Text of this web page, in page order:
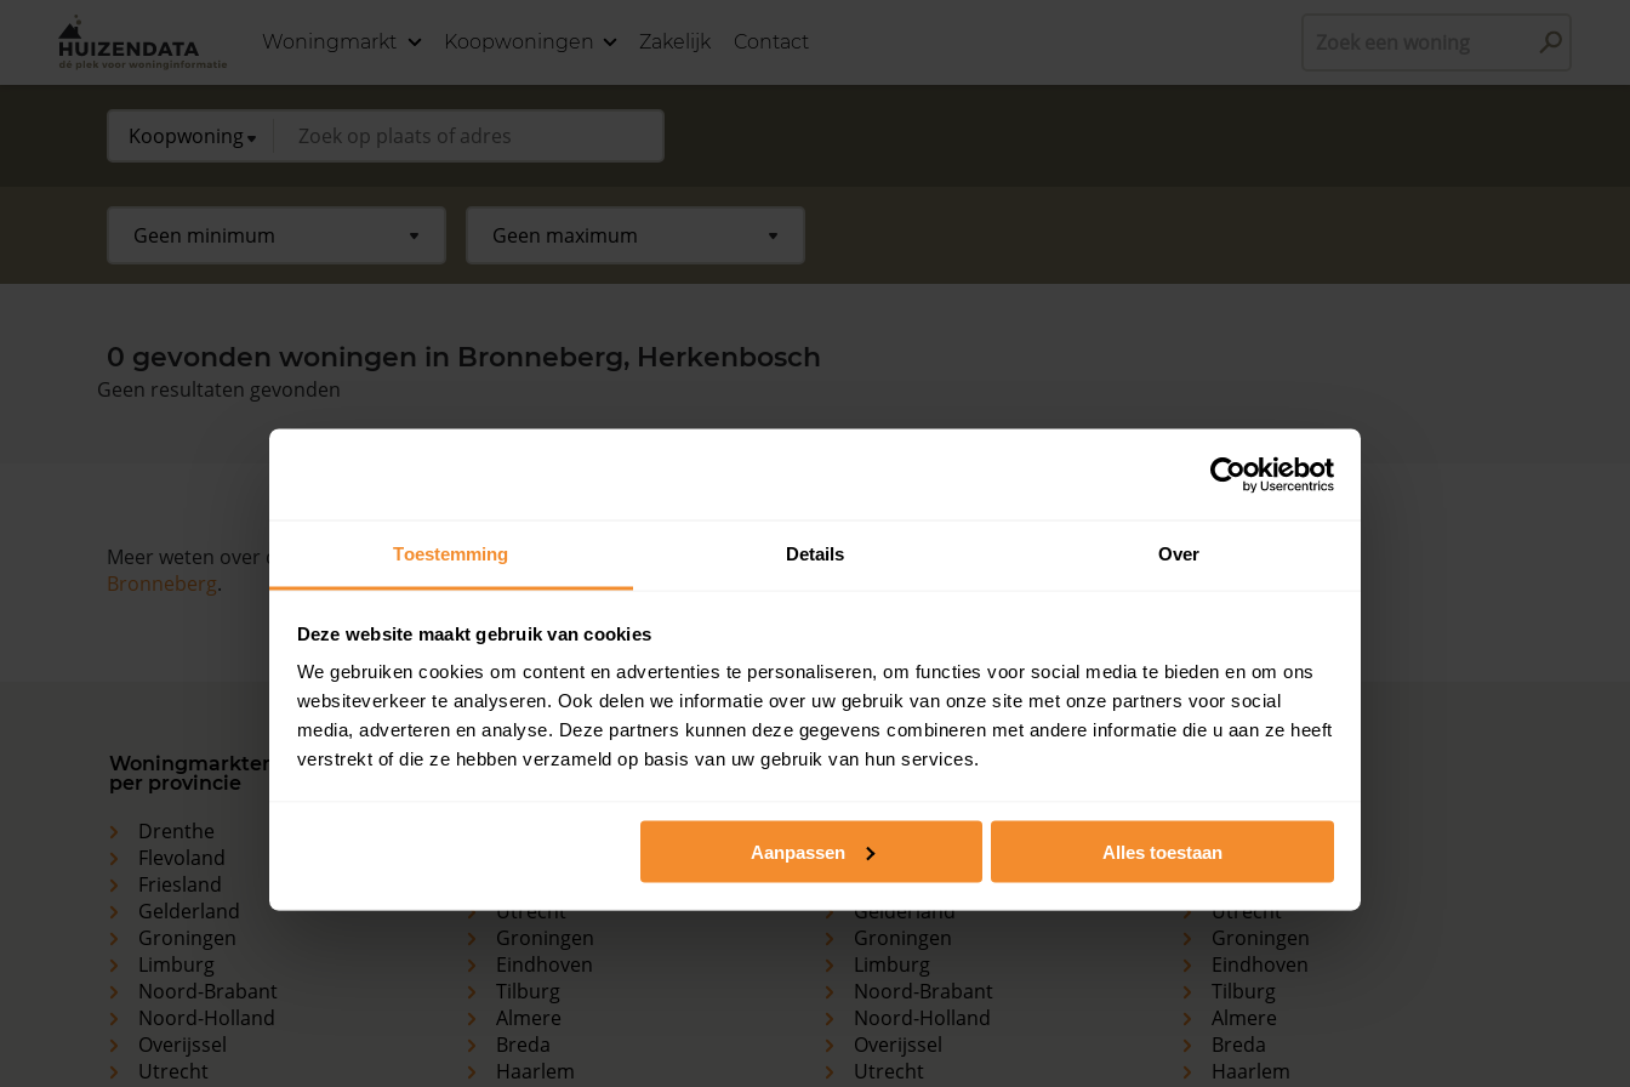
Toestemming Details Over
Deze website maakt gebruik van cookies
We gebruiken cookies om content en advertenties te personaliseren, om functies voor social media te bieden en om ons
websiteverkeer te analyseren. Ook delen we informatie over uw gebruik van onze site met onze partners voor social
media, adverteren en analyse. Deze partners kunnen deze gegevens combineren met andere informatie die u aan ze heeft
verstrekt of die ze hebben verzameld op basis van uw gebruik van hun services.
Aanpassen Alles toestaan
Woningmarkt Koopwoningen Zakelijk Contact
0 gevonden woningen in Bronneberg, Herkenbosch
Geen resultaten gevonden
Meer weten over de ontwikkelingen van de huizenprijzen, woningwaarde en andere cijfers in deze straat? Bekijk dan de pagina over de
Bronneberg.
Woningmarkten
per provincie
Drenthe
Flevoland
Friesland
Gelderland
Groningen
Limburg
Noord-Brabant
Noord-Holland
Overijssel
Utrecht
Grootste
Utrecht
Groningen
Eindhoven
Tilburg
Almere
Breda
Haarlem
Koopwoningen
Flevoland
Friesland
Gelderland
Groningen
Limburg
Noord-Brabant
Noord-Holland
Overijssel
Utrecht
Den Haag
Rotterdam
Utrecht
Groningen
Eindhoven
Tilburg
Almere
Breda
Haarlem